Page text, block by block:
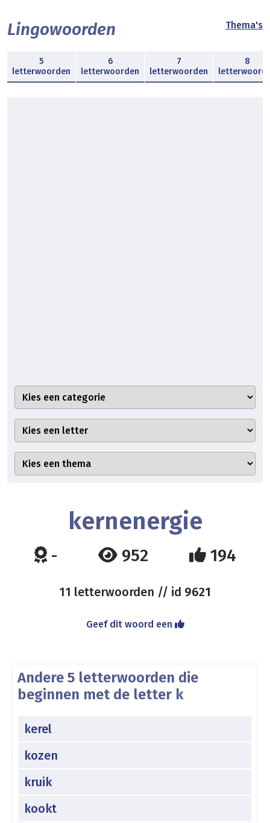
Lingowoorden Thema's
5
letterwoorden
6
letterwoorden
7
letterwoorden
8
kernenergie
- 952 194
11 letterwoorden // id 9621
Geef dit woord een
Andere 5 letterwoorden die
beginnen met de letter k
kerel
kozen
kruik
kookt